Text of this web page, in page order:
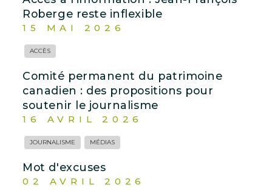
Roberge reste inflexible
15 MAI 2026
ACCÈS
Comité permanent du patrimoine
canadien : des propositions pour
soutenir le journalisme
16 AVRIL 2026
JOURNALISME MÉDIAS
Mot d'excuses
02 AVRIL 2026